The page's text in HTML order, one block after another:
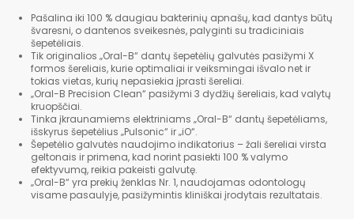
Pašalina iki 100 % daugiau bakterinių apnašų, kad dantys būtų
švaresni, o dantenos sveikesnės, palyginti su tradiciniais
šepetėliais.
Tik originalios „Oral-B“ dantų šepetėlių galvutės pasižymi X
formos šereliais, kurie optimaliai ir veiksmingai išvalo net ir
tokias vietas, kurių nepasiekia įprasti šereliai.
„Oral-B Precision Clean“ pasižymi 3 dydžių šereliais, kad valytų
kruopščiai.
Tinka įkraunamiems elektriniams „Oral-B“ dantų šepetėliams,
išskyrus šepetėlius „Pulsonic“ ir „iO“.
Šepetėlio galvutės naudojimo indikatorius – žali šereliai virsta
geltonais ir primena, kad norint pasiekti 100 % valymo
efektyvumą, reikia pakeisti galvutę.
„Oral-B“ yra prekių ženklas Nr. 1, naudojamas odontologų
visame pasaulyje, pasižymintis kliniškai įrodytais rezultatais.